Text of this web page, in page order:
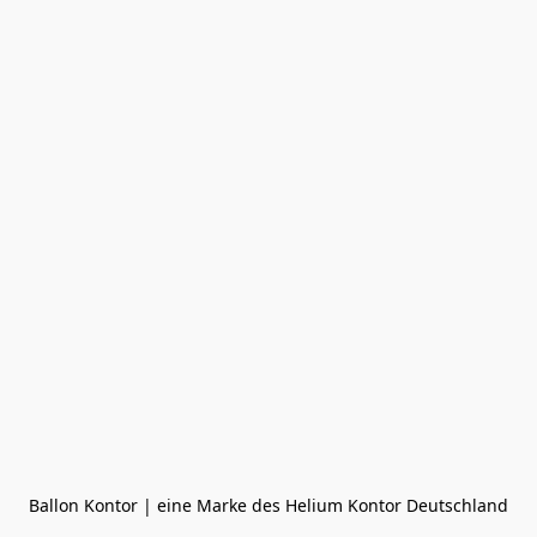
Ballon Kontor | eine Marke des Helium Kontor Deutschland